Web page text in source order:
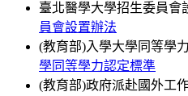
臺北醫學大學招生委員會
員會設置辦法
(教育部)入學大學同等學
學同等學力認定標準
(教育部)政府派赴國外工